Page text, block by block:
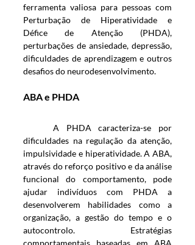
ferramenta valiosa para pessoas com
Perturbação de Hiperatividade e
Défice de Atenção (PHDA),
perturbações de ansiedade, depressão,
dificuldades de aprendizagem e outros
desafios do neurodesenvolvimento.
ABA e PHDA
dificuldades na regulação da atenção,
impulsividade e hiperatividade. A ABA,
através do reforço positivo e da análise
funcional do comportamento, pode
ajudar indivíduos com PHDA a
desenvolverem habilidades como a
organização, a gestão do tempo e o
autocontrolo. Estratégias
comportamentais baseadas em ABA